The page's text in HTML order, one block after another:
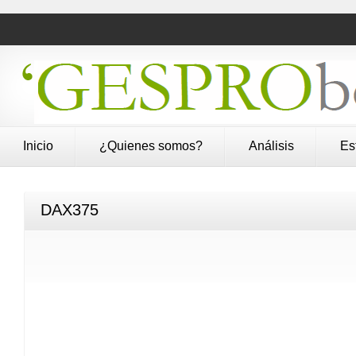
Inicio ¿Quienes somos? Análisis
DAX375